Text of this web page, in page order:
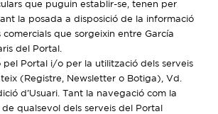
que puguin establir-se, tenen per
la posada a disposició de la informació
comercials que sorgeixin entre García
del Portal.
pel Portal i/o per la utilització dels serveis
(Registre, Newsletter o Botiga), Vd.
d’Usuari. Tant la navegació com la
de qualsevol dels serveis del Portal